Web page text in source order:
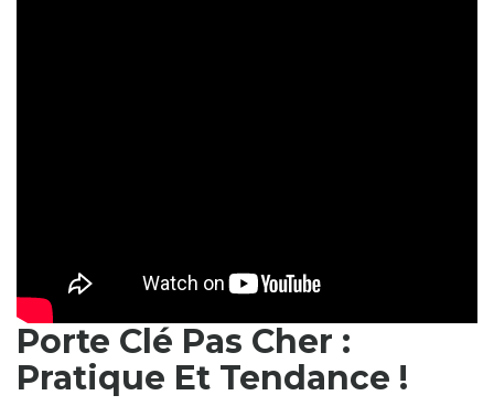
Porte Clé Pas Cher :
Pratique Et Tendance !